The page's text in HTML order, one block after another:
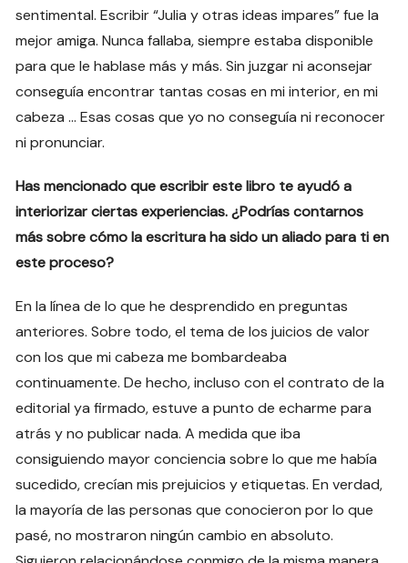
sentimental. Escribir “Julia y otras ideas impares” fue la
mejor amiga. Nunca fallaba, siempre estaba disponible
para que le hablase más y más. Sin juzgar ni aconsejar
conseguía encontrar tantas cosas en mi interior, en mi
cabeza … Esas cosas que yo no conseguía ni reconocer
ni pronunciar.
Has mencionado que escribir este libro te ayudó a
interiorizar ciertas experiencias. ¿Podrías contarnos
más sobre cómo la escritura ha sido un aliado para ti en
este proceso?
En la línea de lo que he desprendido en preguntas
anteriores. Sobre todo, el tema de los juicios de valor
con los que mi cabeza me bombardeaba
continuamente. De hecho, incluso con el contrato de la
editorial ya firmado, estuve a punto de echarme para
atrás y no publicar nada. A medida que iba
consiguiendo mayor conciencia sobre lo que me había
sucedido, crecían mis prejuicios y etiquetas. En verdad,
la mayoría de las personas que conocieron por lo que
pasé, no mostraron ningún cambio en absoluto.